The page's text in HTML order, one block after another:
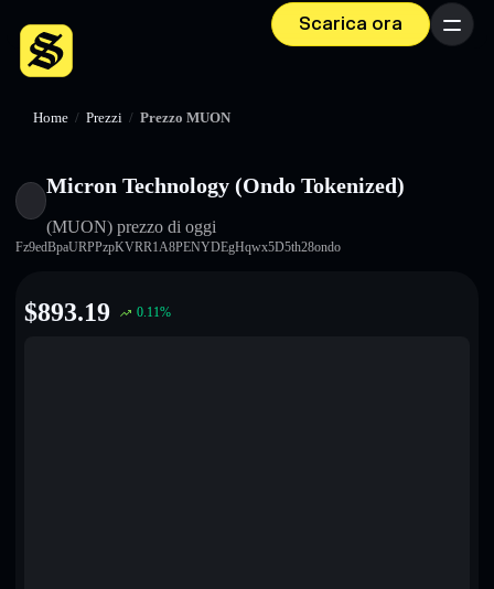
Scarica ora Menu
Home / Prezzi / Prezzo MUON
Micron Technology (Ondo Tokenized)
(MUON)prezzo di oggi
Fz9edBpaURPPzpKVRR1A8PENYDEgHqwx5D5th28ondo
$893.19 0.11%